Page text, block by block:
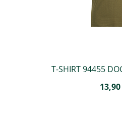
T-SHIRT 94455
13,90